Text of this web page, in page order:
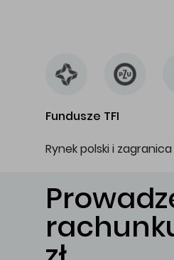
Fundusze TFI
Rynek polski i zagranica